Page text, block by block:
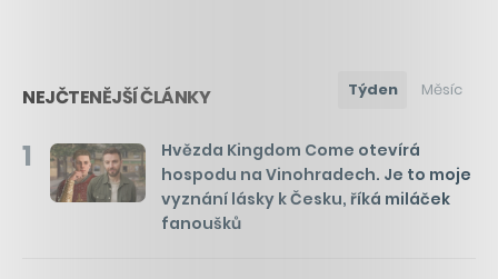
NEJČTENĚJŠÍ ČLÁNKY Týden Měsíc
1
Hvězda Kingdom Come otevírá
hospodu na Vinohradech. Je to moje
vyznání lásky k Česku, říká miláček
fanoušků